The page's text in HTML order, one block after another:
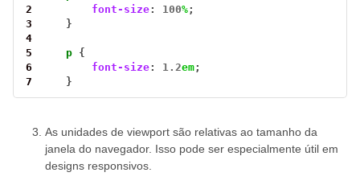
2
font-size: 100%
3
4
5
p
6
font-size: 1.2em
7
    }
As unidades de viewport são relativas ao tamanho da
janela do navegador. Isso pode ser especialmente útil em
designs responsivos.